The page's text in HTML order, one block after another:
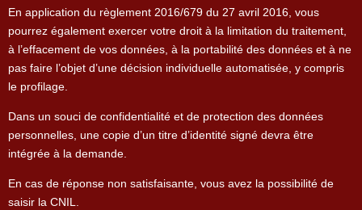
En application du règlement 2016/679 du 27 avril 2016, vous
pourrez également exercer votre droit à la limitation du traitement,
à l’effacement de vos données, à la portabilité des données et à ne
pas faire l’objet d’une décision individuelle automatisée, y compris
le profilage.
Dans un souci de confidentialité et de protection des données
personnelles, une copie d’un titre d’identité signé devra être
intégrée à la demande.
En cas de réponse non satisfaisante, vous avez la possibilité de
saisir la CNIL.